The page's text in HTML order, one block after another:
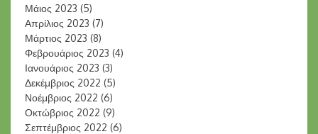
Μάιος 2023 (5)
Απρίλιος 2023 (7)
Μάρτιος 2023 (8)
Φεβρουάριος 2023 (4)
Ιανουάριος 2023 (3)
Δεκέμβριος 2022 (5)
Νοέμβριος 2022 (6)
Οκτώβριος 2022 (9)
Σεπτέμβριος 2022 (6)